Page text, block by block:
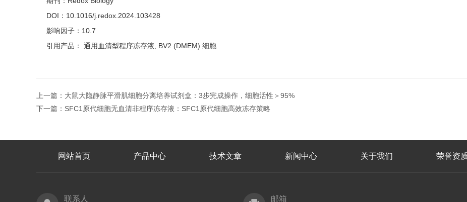
DOI：10.1016/j.redox.2024.103428
影响因子：10.7
引用产品： 通用血清型程序冻存液, BV2 (DMEM) 细胞
上一篇： 大鼠大隐静脉平滑肌细胞分离培养试剂盒：3步完成操作，细胞活性＞95%
下一篇： SFC1原代细胞无血清非程序冻存液：SFC1原代细胞高效冻存策略
网站首页 产品中心 技术文章 新闻中心 关于我们 荣誉资
联系人 邮箱